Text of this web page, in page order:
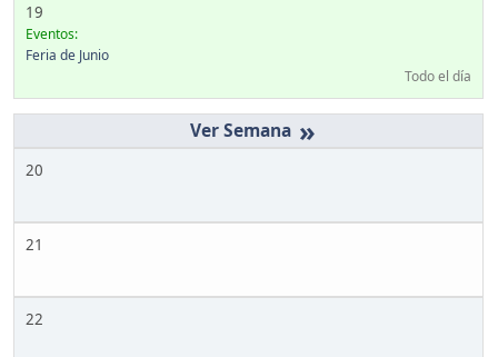
19
Eventos:
Feria de Junio
Todo el día
»
20
21
22